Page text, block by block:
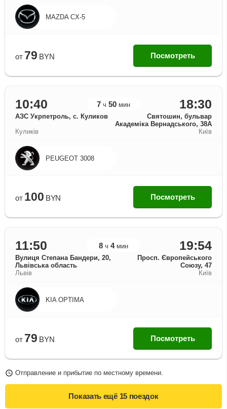
MAZDA CX-5
от 79 BYN Посмотреть
10:40 7 ч 50 мин 18:30
АЗС Укрпетроль, c. Куликов
Святошин, бульвар
Академіка Вернадського, 38А
Куликів
Київ
PEUGEOT 3008
от 100 BYN Посмотреть
11:50 8 ч 4 мин 19:54
Вулиця Степана Бандери, 20,
Львівська область
Просп. Європейського
Союзу, 47
Львів
Київ
KIA OPTIMA
от 79 BYN Посмотреть
Отправление и прибытие по местному времени.
Показать ещё 15 поездок